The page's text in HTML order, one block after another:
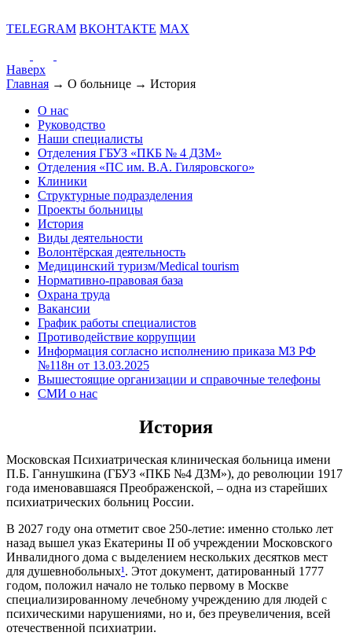
TELEGRAM ВКОНТАКТЕ MAX
Наверх
Главная → О больнице → История
О нас
Руководство
Наши специалисты
Отделения ГБУЗ «ПКБ № 4 ДЗМ»
Отделения «ПС им. В.А. Гиляровского»
Клиники
Структурные подразделения
Проекты больницы
История
Виды деятельности
Волонтёрская деятельность
Медицинский туризм/Medical tourism
Нормативно-правовая база
Охрана труда
Вакансии
График работы специалистов
Противодействие коррупции
Информация согласно исполнению приказа МЗ РФ
№118н от 13.03.2025
Вышестоящие организации и справочные телефоны
СМИ о нас
История
Московская Психиатрическая клиническая больница имени
П.Б. Ганнушкина (ГБУЗ «ПКБ №4 ДЗМ»), до революции 1917
года именовавшаяся Преображенской, – одна из старейших
психиатрических больниц России.
В 2027 году она отметит свое 250-летие: именно столько лет
назад вышел указ Екатерины II об учреждении Московского
Инвалидного дома с выделением нескольких десятков мест
для душевнобольных¹. Этот документ, датированный 1777
годом, положил начало не только первому в Москве
специализированному лечебному учреждению для людей с
психическими нарушениями, но и, без преувеличения, всей
отечественной психиатрии.